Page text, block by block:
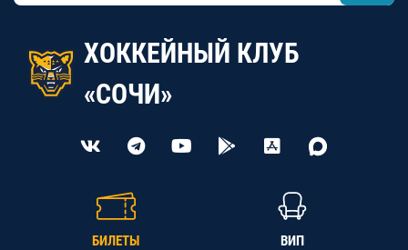
ХОККЕЙНЫЙ КЛУБ
«СОЧИ»
БИЛЕТЫ ВИП